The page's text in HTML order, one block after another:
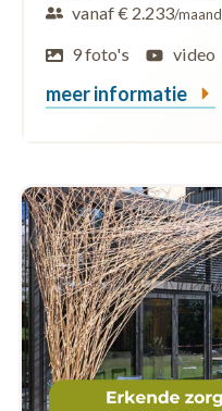
vanaf € 2.233/maand
9 foto's
video
meer informatie